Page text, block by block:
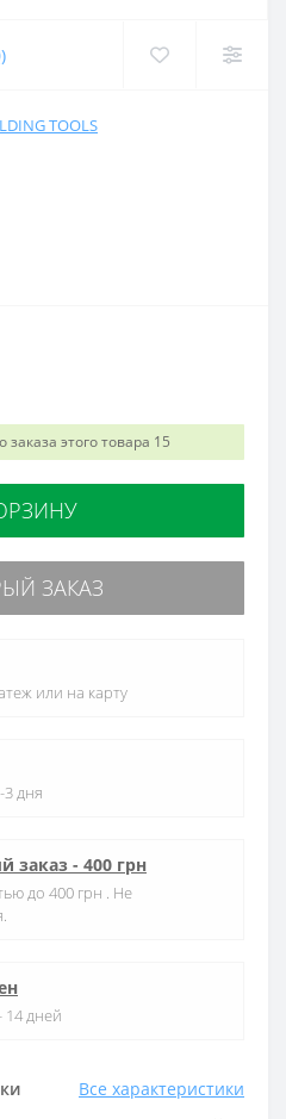
TOOLS
Все характеристики
этого товара 15
ЗАКАЗ
или на карту
3 дня
- 400 грн
до 400 грн . Не
14 дней